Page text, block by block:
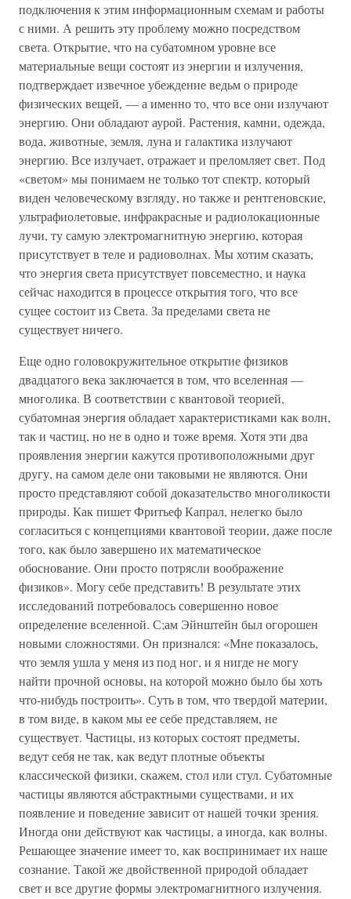
подключения к этим информационным схемам и работы
с ними. А решить эту проблему можно посредством
света. Открытие, что на субатомном уровне все
материальные вещи состоят из энергии и излучения,
подтверждает извечное убеждение ведьм о природе
физических вещей, — а именно то, что все они излучают
энергию. Они обладают аурой. Растения, камни, одежда,
вода, животные, земля, луна и галактика излучают
энергию. Все излучает, отражает и преломляет свет. Под
«светом» мы понимаем не только тот спектр, который
виден человеческому взгляду, но также и рентгеновские,
ультрафиолетовые, инфракрасные и радиолокационные
лучи, ту самую электромагнитную энергию, которая
присутствует в теле и радиоволнах. Мы хотим сказать,
что энергия света присутствует повсеместно, и наука
сейчас находится в процессе открытия того, что все
сущее состоит из Света. За пределами света не
существует ничего.
Еще одно головокружительное открытие физиков
двадцатого века заключается в том, что вселенная —
многолика. В соответствии с квантовой теорией,
субатомная энергия обладает характеристиками как волн,
так и частиц, но не в одно и тоже время. Хотя эти два
проявления энергии кажутся противоположными друг
другу, на самом деле они таковыми не являются. Они
просто представляют собой доказательство многоликости
природы. Как пишет Фритьеф Капрал, нелегко было
согласиться с концепциями квантовой теории, даже после
того, как было завершено их математическое
обоснование. Они просто потрясли воображение
физиков». Могу себе представить! В результате этих
исследований потребовалось совершенно новое
определение вселенной. С;ам Эйнштейн был огорошен
новыми сложностями. Он признался: «Мне показалось,
что земля ушла у меня из под ног, и я нигде не могу
найти прочной основы, на которой можно было бы хоть
что-нибудь построить». Суть в том, что твердой материи,
в том виде, в каком мы ее себе представляем, не
существует. Частицы, из которых состоят предметы,
ведут себя не так, как ведут плотные объекты
классической физики, скажем, стол или стул. Субатомные
частицы являются абстрактными существами, и их
появление и поведение зависит от нашей точки зрения.
Иногда они действуют как частицы, а иногда, как волны.
Решающее значение имеет то, как воспринимает их наше
сознание. Такой же двойственной природой обладает
свет и все другие формы электромагнитного излучения.